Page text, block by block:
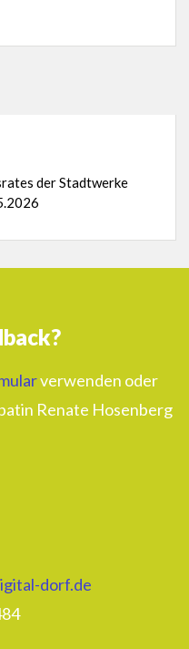
der Stadtwerke
verwenden oder
Renate Hosenberg
dorf.de